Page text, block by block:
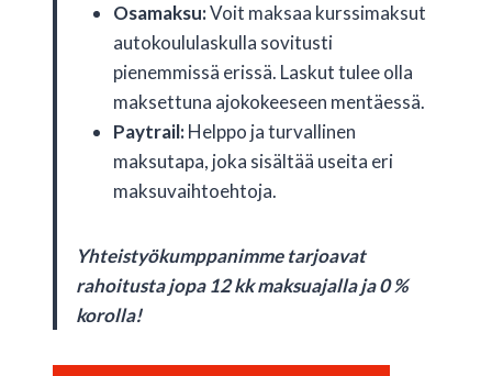
Osamaksu:Voit maksaa kurssimaksut
autokoululaskulla sovitusti
pienemmissä erissä. Laskut tulee olla
maksettuna ajokokeeseen mentäessä.
Paytrail:Helppo ja turvallinen
maksutapa, joka sisältää useita eri
maksuvaihtoehtoja.
Yhteistyökumppanimme tarjoavat
rahoitusta jopa 12 kk maksuajalla ja 0 %
korolla!